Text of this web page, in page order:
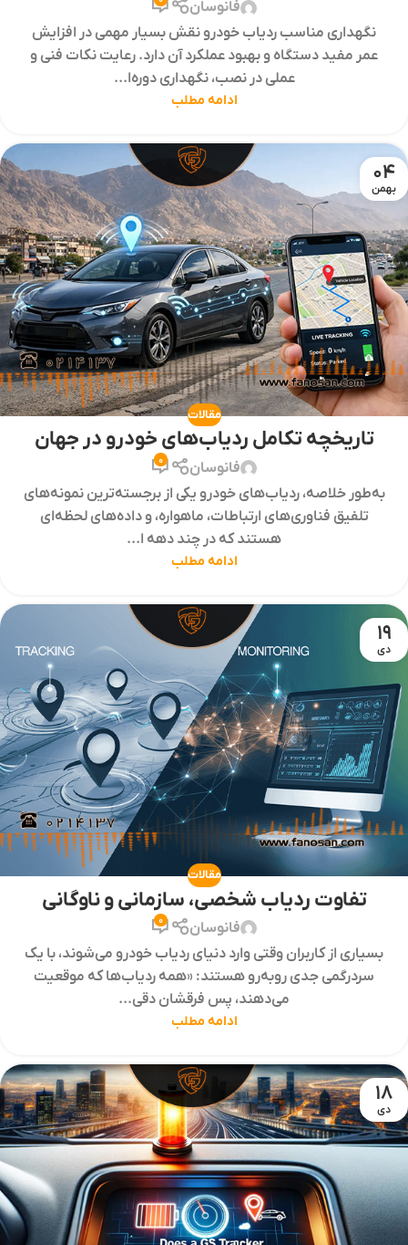
فانوسان
نگهداری مناسب ردیاب خودرو نقش بسیار مهمی در افزایش
عمر مفید دستگاه و بهبود عملکرد آن دارد. رعایت نکات فنی و
عملی در نصب، نگهداری دوره‌ا...
ادامه مطلب
04
بهمن
مقالات
تاریخچه تکامل ردیاب‌های خودرو در جهان
فانوسان 0
به‌طور خلاصه، ردیاب‌های خودرو یکی از برجسته‌ترین نمونه‌های
تلفیق فناوری‌های ارتباطات، ماهواره، و داده‌های لحظه‌ای
هستند که در چند دهه ا...
ادامه مطلب
19
دی
مقالات
تفاوت ردیاب شخصی، سازمانی و ناوگانی
فانوسان 0
بسیاری از کاربران وقتی وارد دنیای ردیاب خودرو می‌شوند، با یک
سردرگمی جدی روبه‌رو هستند: «همه ردیاب‌ها که موقعیت
می‌دهند، پس فرقشان دقی...
ادامه مطلب
18
دی